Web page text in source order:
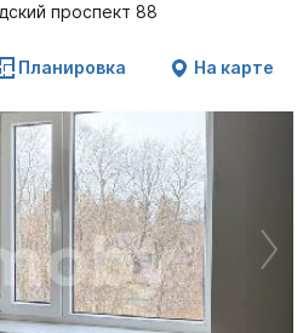
проспект 88
Планировка На карте